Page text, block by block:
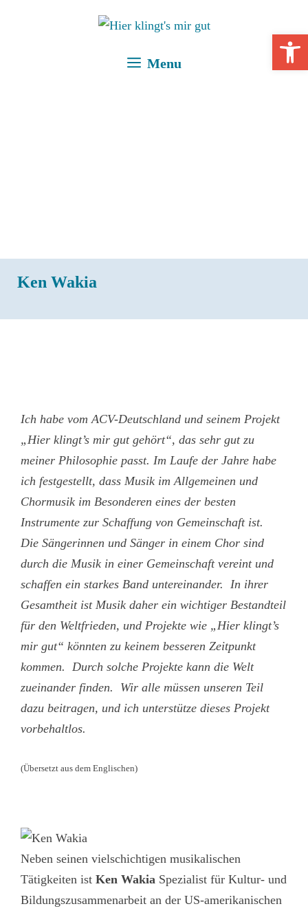
Menu
Ken Wakia
Ich habe vom ACV-Deutschland und seinem Projekt
„Hier klingt’s mir gut gehört“, das sehr gut zu
meiner Philosophie passt. Im Laufe der Jahre habe
ich festgestellt, dass Musik im Allgemeinen und
Chormusik im Besonderen eines der besten
Instrumente zur Schaffung von Gemeinschaft ist.
Die Sängerinnen und Sänger in einem Chor sind
durch die Musik in einer Gemeinschaft vereint und
schaffen ein starkes Band untereinander. In ihrer
Gesamtheit ist Musik daher ein wichtiger Bestandteil
für den Weltfrieden, und Projekte wie „Hier klingt’s
mir gut“ könnten zu keinem besseren Zeitpunkt
kommen. Durch solche Projekte kann die Welt
zueinander finden. Wir alle müssen unseren Teil
dazu beitragen, und ich unterstütze dieses Projekt
vorbehaltlos.
(Übersetzt aus dem Englischen)
Neben seinen vielschichtigen musikalischen
Tätigkeiten ist Ken Wakia Spezialist für Kultur- und
Bildungszusammenarbeit an der US-amerikanischen